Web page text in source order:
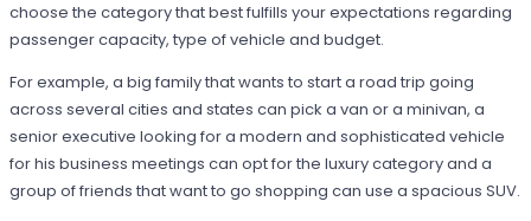
choose the category that best fulfills your expectations regarding
passenger capacity, type of vehicle and budget.
For example, a big family that wants to start a road trip going
across several cities and states can pick a van or a minivan, a
senior executive looking for a modern and sophisticated vehicle
for his business meetings can opt for the luxury category and a
group of friends that want to go shopping can use a spacious SUV.